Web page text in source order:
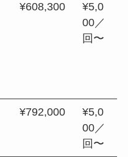
¥608,300
¥5,0
00／
回〜
¥792,000
¥5,0
00／
回〜